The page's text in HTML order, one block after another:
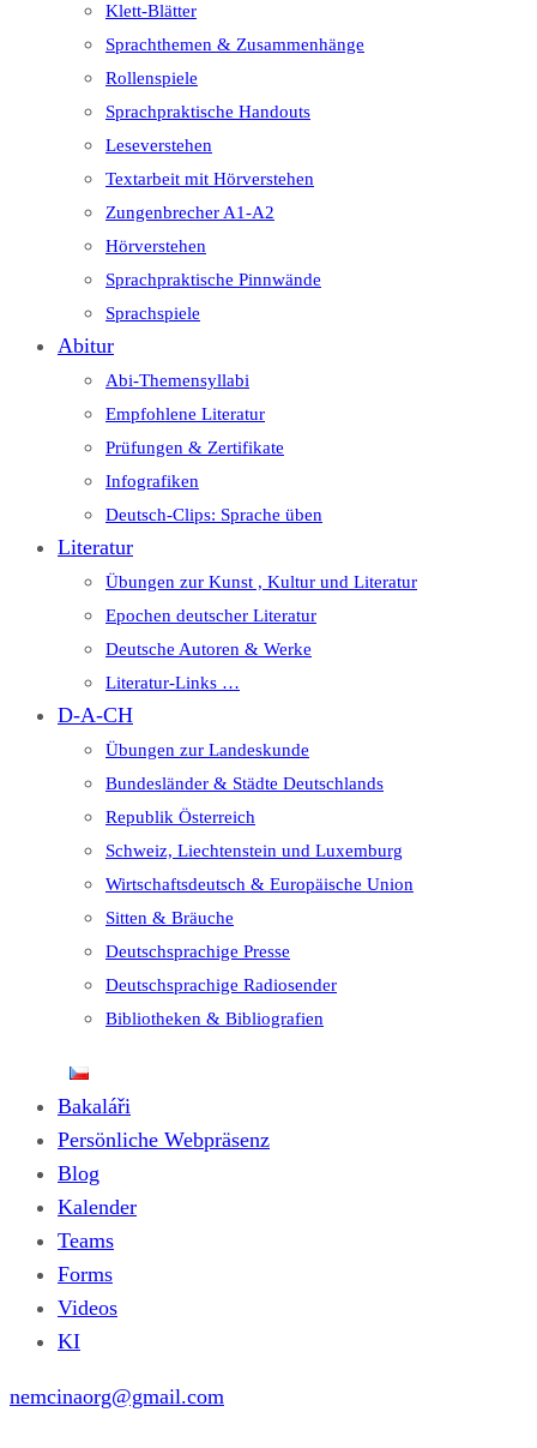
Klett-Blätter
Sprachthemen & Zusammenhänge
Rollenspiele
Sprachpraktische Handouts
Leseverstehen
Textarbeit mit Hörverstehen
Zungenbrecher A1-A2
Hörverstehen
Sprachpraktische Pinnwände
Sprachspiele
Abitur
Abi-Themensyllabi
Empfohlene Literatur
Prüfungen & Zertifikate
Infografiken
Deutsch-Clips: Sprache üben
Literatur
Übungen zur Kunst , Kultur und Literatur
Epochen deutscher Literatur
Deutsche Autoren & Werke
Literatur-Links …
D-A-CH
Übungen zur Landeskunde
Bundesländer & Städte Deutschlands
Republik Österreich
Schweiz, Liechtenstein und Luxemburg
Wirtschaftsdeutsch & Europäische Union
Sitten & Bräuche
Deutschsprachige Presse
Deutschsprachige Radiosender
Bibliotheken & Bibliografien
Bakaláři
Persönliche Webpräsenz
Blog
Kalender
Teams
Forms
Videos
KI
nemcinaorg@gmail.com